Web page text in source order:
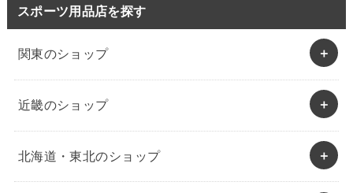
スポーツ用品店を探す
関東のショップ
近畿のショップ
北海道・東北のショップ